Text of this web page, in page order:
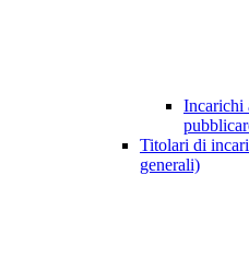
Incarichi
Titolari di
generali)